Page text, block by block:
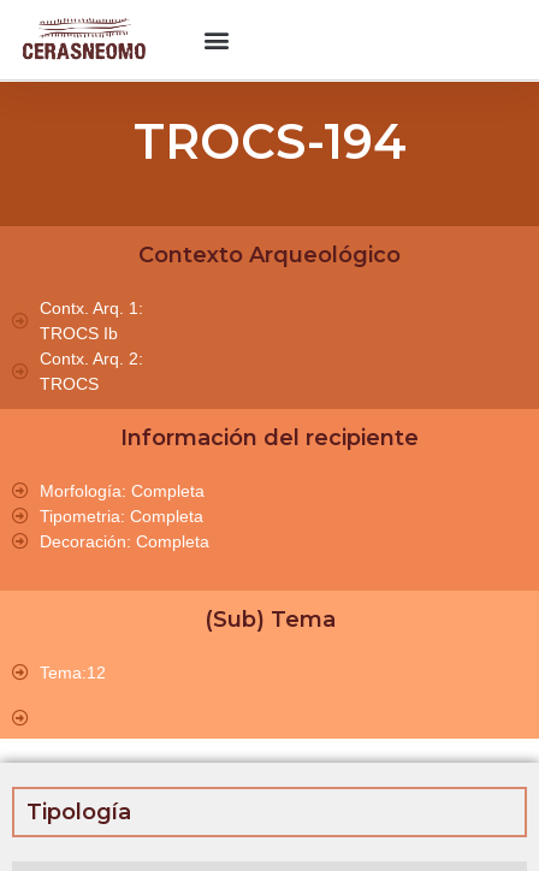
TROCS-194
Contexto Arqueológico
Contx. Arq. 1:
TROCS Ib
Contx. Arq. 2:
TROCS
Información del recipiente
Morfología: Completa
Tipometria: Completa
Decoración: Completa
(Sub) Tema
Tema:12
Tipología